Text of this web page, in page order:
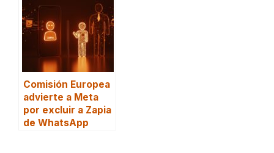
Comisión Europea
advierte a Meta
por excluir a Zapia
de WhatsApp